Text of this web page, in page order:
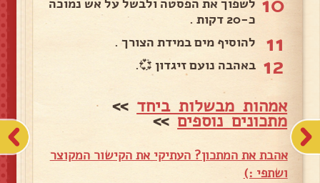
לשפוך את הפסטה ולבשל על אש נמוכה
כ-20 דקות .
11 להוסיף מים במידת הצורך .
12 באהבה נועם זיגדון 💞.
אמהות מבשלות ביחד >>
מתכונים נוספים>>
אהבת את המתכון? העתיקי את הקישור המקוצר
ושתפי :)